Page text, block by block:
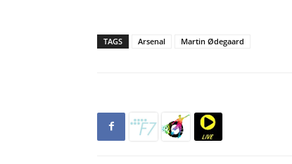
TAGS Arsenal Martin Ødegaard